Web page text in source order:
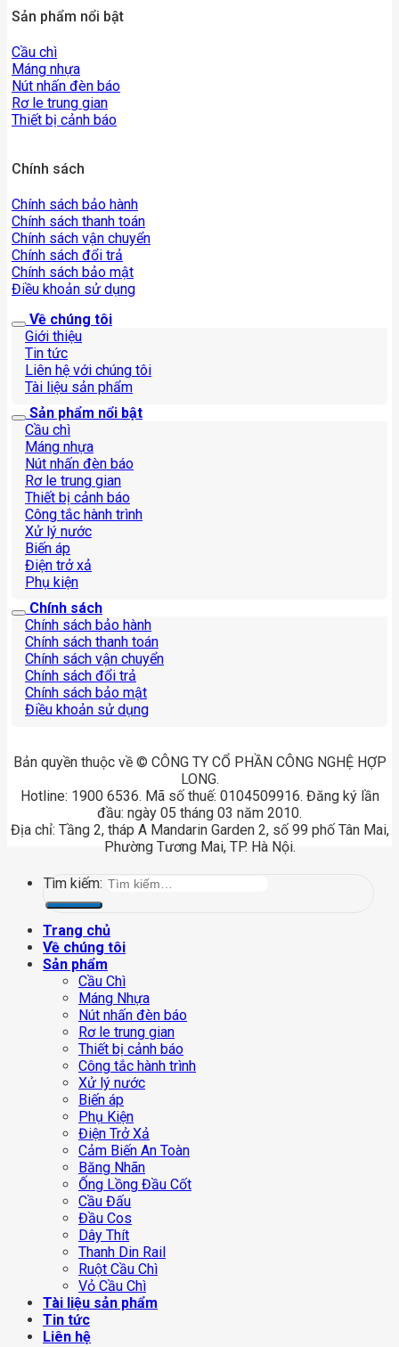
Sản phẩm nổi bật
Cầu chì
Máng nhựa
Nút nhấn đèn báo
Rơ le trung gian
Thiết bị cảnh báo
Chính sách
Chính sách bảo hành
Chính sách thanh toán
Chính sách vận chuyển
Chính sách đổi trả
Chính sách bảo mật
Điều khoản sử dụng
Về chúng tôi
Giới thiệu
Tin tức
Liên hệ với chúng tôi
Tài liệu sản phẩm
Sản phẩm nổi bật
Cầu chì
Máng nhựa
Nút nhấn đèn báo
Rơ le trung gian
Thiết bị cảnh báo
Công tắc hành trình
Xử lý nước
Biến áp
Điện trở xả
Phụ kiện
Chính sách
Chính sách bảo hành
Chính sách thanh toán
Chính sách vận chuyển
Chính sách đổi trả
Chính sách bảo mật
Điều khoản sử dụng
Bản quyền thuộc về © CÔNG TY CỔ PHẦN CÔNG NGHỆ HỢP
LONG.
Hotline: 1900 6536. Mã số thuế: 0104509916. Đăng ký lần
đầu: ngày 05 tháng 03 năm 2010.
Địa chỉ: Tầng 2, tháp A Mandarin Garden 2, số 99 phố Tân Mai,
Phường Tương Mai, TP. Hà Nội.
Tìm kiếm:
Trang chủ
Về chúng tôi
Sản phẩm
Cầu Chì
Máng Nhựa
Nút nhấn đèn báo
Rơ le trung gian
Thiết bị cảnh báo
Công tắc hành trình
Xử lý nước
Biến áp
Phụ Kiện
Điện Trở Xả
Cảm Biến An Toàn
Băng Nhãn
Ống Lồng Đầu Cốt
Cầu Đấu
Đầu Cos
Dây Thít
Thanh Din Rail
Ruột Cầu Chì
Vỏ Cầu Chì
Tài liệu sản phẩm
Tin tức
Liên hệ